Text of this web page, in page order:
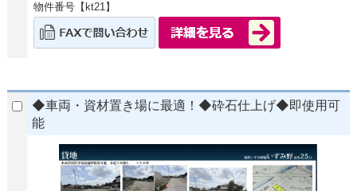
物件番号【kt21】
◆車両・資材置き場に最適！◆砕石仕上げ◆即使用可
能